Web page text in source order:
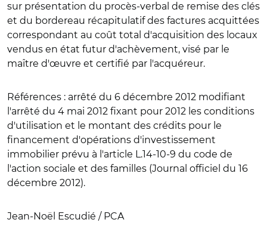
sur présentation du procès-verbal de remise des clés
et du bordereau récapitulatif des factures acquittées
correspondant au coût total d'acquisition des locaux
vendus en état futur d'achèvement, visé par le
maître d'œuvre et certifié par l'acquéreur.
Références : arrêté du 6 décembre 2012 modifiant
l'arrêté du 4 mai 2012 fixant pour 2012 les conditions
d'utilisation et le montant des crédits pour le
financement d'opérations d'investissement
immobilier prévu à l'article L.14-10-9 du code de
l'action sociale et des familles (Journal officiel du 16
décembre 2012).
Jean-Noël Escudié / PCA